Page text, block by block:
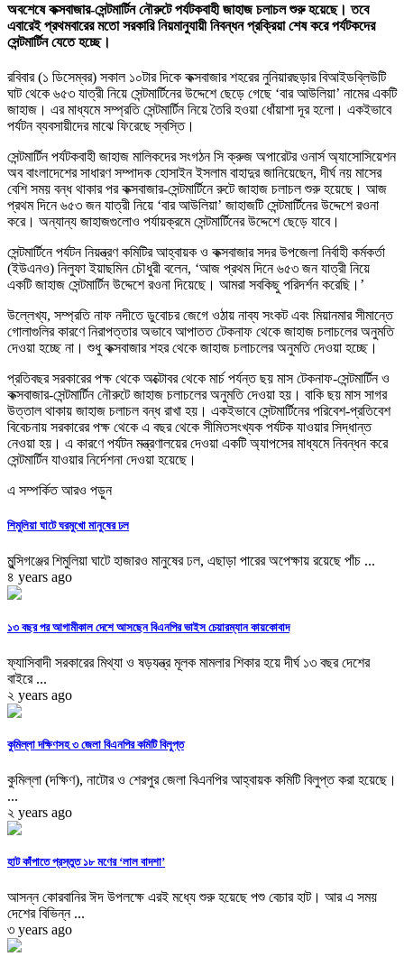
অবশেষে কক্সবাজার-সেন্টমার্টিন নৌরুটে পর্যটকবাহী জাহাজ চলাচল শুরু হয়েছে। তবে
এবারেই প্রথমবারের মতো সরকারি নিয়মানুযায়ী নিবন্ধন প্রক্রিয়া শেষ করে পর্যটকদের
সেন্টমার্টিন যেতে হচ্ছে।
রবিবার (১ ডিসেম্বর) সকাল ১০টার দিকে কক্সবাজার শহরের নুনিয়ারছড়ার বিআইডব্লিউটি
ঘাট থেকে ৬৫৩ যাত্রী নিয়ে সেন্টমার্টিনের উদ্দেশে ছেড়ে গেছে ‘বার আউলিয়া’ নামের একটি
জাহাজ। এর মাধ্যমে সম্প্রতি সেন্টমার্টিন নিয়ে তৈরি হওয়া ধোঁয়াশা দূর হলো। একইভাবে
পর্যটন ব্যবসায়ীদের মাঝে ফিরেছে স্বস্তি।
সেন্টমার্টিন পর্যটকবাহী জাহাজ মালিকদের সংগঠন সি ক্রুজ অপারেটর ওনার্স অ্যাসোসিয়েশন
অব বাংলাদেশের সাধারণ সম্পাদক হোসাইন ইসলাম বাহাদুর জানিয়েছেন, দীর্ঘ নয় মাসের
বেশি সময় বন্ধ থাকার পর কক্সবাজার-সেন্টমার্টিনে রুটে জাহাজ চলাচল শুরু হয়েছে। আজ
প্রথম দিনে ৬৫৩ জন যাত্রী নিয়ে ‘বার আউলিয়া’ জাহাজটি সেন্টমার্টিনের উদ্দেশে রওনা
করে। অন্যান্য জাহাজগুলোও পর্যায়ক্রমে সেন্টমার্টিনের উদ্দেশে ছেড়ে যাবে।
সেন্টমার্টিনে পর্যটন নিয়ন্ত্রণ কমিটির আহ্বায়ক ও কক্সবাজার সদর উপজেলা নির্বাহী কর্মকর্তা
(ইউএনও) নিলুফা ইয়াছমিন চৌধুরী বলেন, ‘আজ প্রথম দিনে ৬৫৩ জন যাত্রী নিয়ে
একটি জাহাজ সেন্টমার্টিন উদ্দেশে রওনা দিয়েছে। আমরা সবকিছু পরিদর্শন করেছি।’
উল্লেখ্য, সম্প্রতি নাফ নদীতে ডুবোচর জেগে ওঠায় নাব্য সংকট এবং মিয়ানমার সীমান্তে
গোলাগুলির কারণে নিরাপত্তার অভাবে আপাতত টেকনাফ থেকে জাহাজ চলাচলের অনুমতি
দেওয়া হচ্ছে না। শুধু কক্সবাজার শহর থেকে জাহাজ চলাচলের অনুমতি দেওয়া হচ্ছে।
প্রতিবছর সরকারের পক্ষ থেকে অক্টোবর থেকে মার্চ পর্যন্ত ছয় মাস টেকনাফ-সেন্টমার্টিন ও
কক্সবাজার-সেন্টমার্টিন নৌরুটে জাহাজ চলাচলের অনুমতি দেওয়া হয়। বাকি ছয় মাস সাগর
উত্তাল থাকায় জাহাজ চলাচল বন্ধ রাখা হয়। একইভাবে সেন্টমার্টিনের পরিবেশ-প্রতিবেশ
বিবেচনায় সরকারের পক্ষ থেকে এ বছর থেকে সীমিতসংখ্যক পর্যটক যাওয়ার সিদ্ধান্ত
নেওয়া হয়। এ কারণে পর্যটন মন্ত্রণালয়ের দেওয়া একটি অ্যাপসের মাধ্যমে নিবন্ধন করে
সেন্টমার্টিন যাওয়ার নির্দেশনা দেওয়া হয়েছে।
এ সম্পর্কিত আরও পড়ুন
শিমুলিয়া ঘাটে ঘরমুখো মানুষের ঢল
মুন্সিগঞ্জের শিমুলিয়া ঘাটে হাজারও মানুষের ঢল, এছাড়া পারের অপেক্ষায় রয়েছে পাঁচ ...
৪ years ago
১৩ বছর পর আগামীকাল দেশে আসছেন বিএনপির ভাইস চেয়ারম্যান কায়কোবাদ
ফ্যাসিবাদী সরকারের মিথ্যা ও ষড়যন্ত্র মূলক মামলার শিকার হয়ে দীর্ঘ ১৩ বছর দেশের
বাইরে ...
২ years ago
কুমিল্লা দক্ষিণসহ ৩ জেলা বিএনপির কমিটি বিলুপ্ত
কুমিল্লা (দক্ষিণ), নাটোর ও শেরপুর জেলা বিএনপির আহ্বায়ক কমিটি বিলুপ্ত করা হয়েছে।
...
২ years ago
হাট কাঁপাতে প্রস্তুত ১৮ মণের ‘লাল বাদশা’
আসন্ন কোরবানির ঈদ উপলক্ষে এরই মধ্যে শুরু হয়েছে পশু বেচার হাট। আর এ সময়
দেশের বিভিন্ন ...
৩ years ago